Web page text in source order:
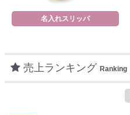
名入れスリッパ
売上ランキング Ranking